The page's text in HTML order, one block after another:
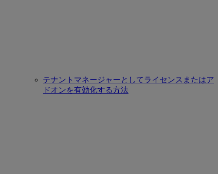
テナントマネージャーとしてライセンスまたはア
ドオンを有効化する方法